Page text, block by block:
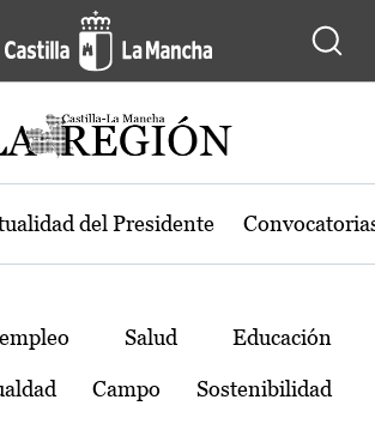
la región de Castilla-La
del Presidente
Salud Educación
Campo Sostenibilidad